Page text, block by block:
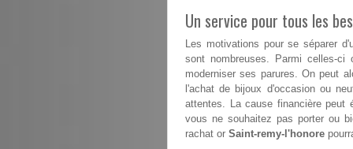
Un service pour tous les
Les motivations pour se séparer
sont nombreuses. Parmi celles-
moderniser ses parures. On peut
l'achat de bijoux d'occasion ou
attentes. La cause financière peut
vous ne souhaitez pas porter ou
rachat or Saint-remy-l'honore